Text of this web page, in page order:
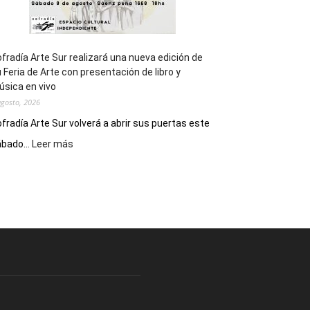
Arte Sur realizará una nueva edición de
Feria de Arte con presentación de libro y
en vivo
2026
Arte Sur volverá a abrir sus puertas este
Leer más
nueva